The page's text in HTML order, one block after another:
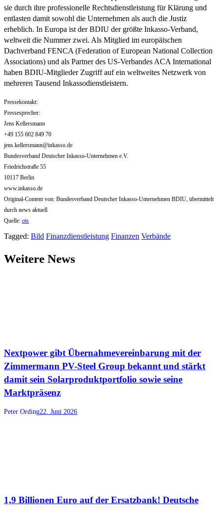
sie durch ihre professionelle Rechtsdienstleistung für Klärung und
entlasten damit sowohl die Unternehmen als auch die Justiz
erheblich. In Europa ist der BDIU der größte Inkasso-Verband,
weltweit die Nummer zwei. Als Mitglied im europäischen
Dachverband FENCA (Federation of European National Collection
Associations) und als Partner des US-Verbandes ACA International
haben BDIU-Mitglieder Zugriff auf ein weltweites Netzwerk von
mehreren Tausend Inkassodienstleistern.
Pressekontakt:
Pressesprecher:
Jens Kellersmann
+49 155 602 849 70
jens.kellersmann@inkasso.de
Bundesverband Deutscher Inkasso-Unternehmen e.V.
Friedrichstraße 55
10117 Berlin
www.inkasso.de
Original-Content von: Bundesverband Deutscher Inkasso-Unternehmen BDIU, übermittelt
durch news aktuell
Quelle: ots
Tagged: Bild Finanzdienstleistung Finanzen Verbände
Weitere News
Nextpower gibt Übernahmevereinbarung mit der
Zimmermann PV-Steel Group bekannt und stärkt
damit sein Solarproduktportfolio sowie seine
Marktpräsenz
Peter Ording22. Juni 2026
1,9 Billionen Euro auf der Ersatzbank! Deutsche